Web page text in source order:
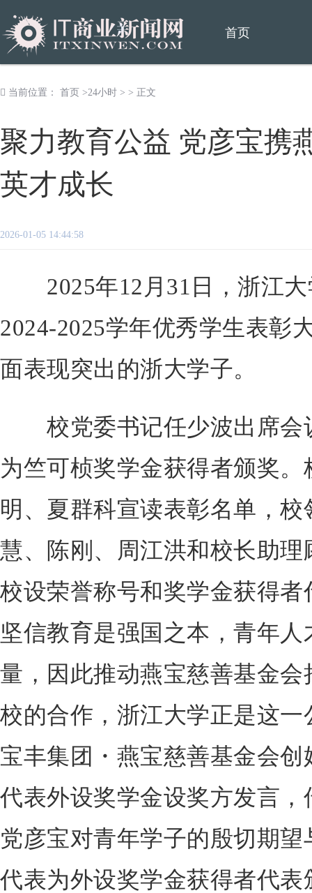
首页
当前位置： 首页 >24小时 > > 正文
聚力教育公益 党彦宝携
英才成长
2026-01-05 14:44:58
2025年12月31日，浙江大
2024-2025学年优秀学生表彰
面表现突出的浙大学子。
校党委书记任少波出席会
为竺可桢奖学金获得者颁奖
明、夏群科宣读表彰名单，
慧、陈刚、周江洪和校长助
校设荣誉称号和奖学金获得
坚信教育是强国之本，青年
量，因此推动燕宝慈善基金
校的合作，浙江大学正是这
宝丰集团・燕宝慈善基金会
代表外设奖学金设奖方发言
党彦宝对青年学子的殷切期
代表为外设奖学金获得者代表